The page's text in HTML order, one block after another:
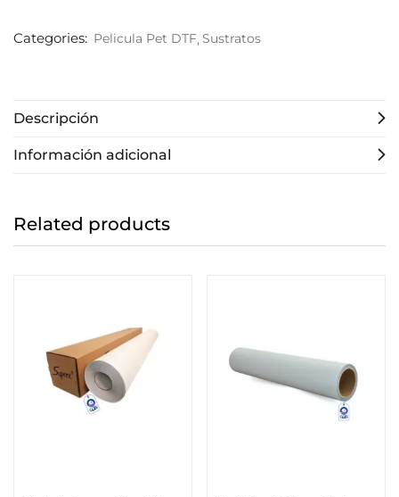
Categories: Pelicula Pet DTF Sustratos
Descripción
Información adicional
Related products